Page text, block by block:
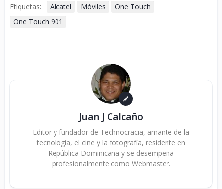
Etiquetas: Alcatel Móviles
One Touch
One Touch 901
Juan J Calcaño
Editor y fundador de Technocracia, amante de la
tecnología, el cine y la fotografía, residente en
República Dominicana y se desempeña
profesionalmente como Webmaster.